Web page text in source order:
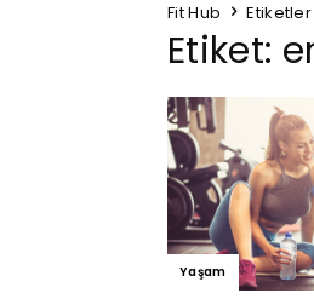
Fit Hub Etiketler
Etiket:
Yaşam